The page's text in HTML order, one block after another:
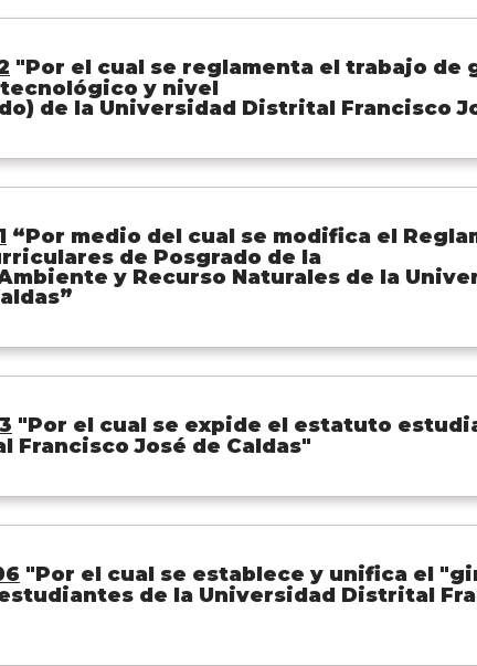
"Por el cual se reglamenta el trabajo de
y nivel
de la Universidad Distrital Francisco
“Por medio del cual se modifica el
de Posgrado de la
y Recurso Naturales de la
"Por el cual se expide el estatuto
Francisco José de Caldas"
"Por el cual se establece y unifica el
de la Universidad Distrital